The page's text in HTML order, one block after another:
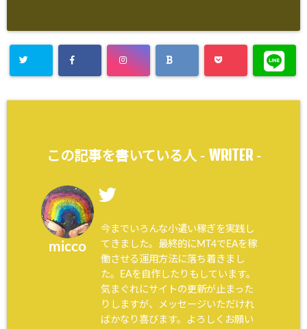
この記事を書いている人 - WRITER-
micco
今までいろんな小遣い稼ぎを実践し
てきました。最終的にMT4でEAを稼
働させる運用方法に落ち着きまし
た。EAを自作したりもしています。
気まぐれにサイトの更新が止まった
りしますが、メッセージいただけれ
ばかなり喜びます。よろしくお願い